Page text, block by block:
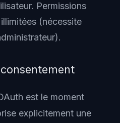
Permissions
(nécessite
est le moment
explicitement une